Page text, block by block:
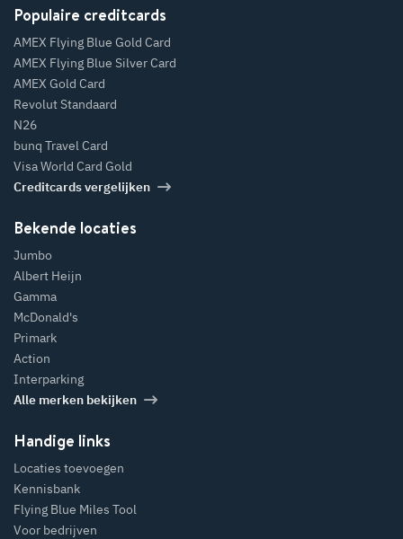
Populaire creditcards
AMEX Flying Blue Gold Card
AMEX Flying Blue Silver Card
AMEX Gold Card
Revolut Standaard
N26
bunq Travel Card
Visa World Card Gold
Creditcards vergelijken
Bekende locaties
Jumbo
Albert Heijn
Gamma
McDonald's
Primark
Action
Interparking
Alle merken bekijken
Handige links
Locaties toevoegen
Kennisbank
Flying Blue Miles Tool
Voor bedrijven